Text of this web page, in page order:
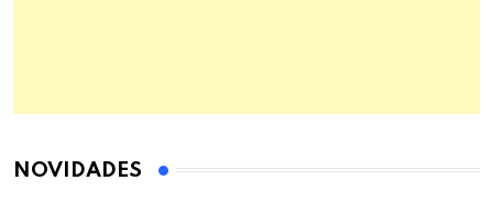
NOVIDADES